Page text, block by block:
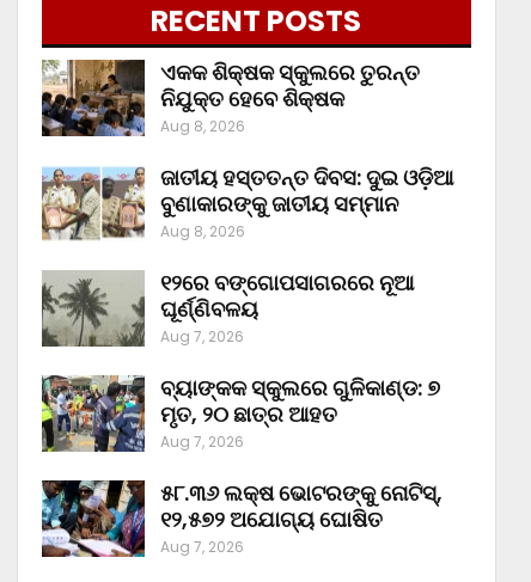
RECENT POSTS
ଏକକ ଶିକ୍ଷକ ସ୍କୁଲରେ ତୁରନ୍ତ
ନିଯୁକ୍ତ ହେବେ ଶିକ୍ଷକ
Aug 8, 2026
ଜାତୀୟ ହସ୍ତତନ୍ତ ଦିବସ: ଦୁଇ ଓଡ଼ିଆ
ବୁଣାକାରଙ୍କୁ ଜାତୀୟ ସମ୍ମାନ
Aug 8, 2026
୧୨ରେ ବଙ୍ଗୋପସାଗରରେ ନୂଆ
ଘୂର୍ଣ୍ଣିବଳୟ
Aug 7, 2026
ବ୍ୟାଙ୍କକ ସ୍କୁଲରେ ଗୁଳିକାଣ୍ଡ: ୭
ମୃତ, ୨୦ ଛାତ୍ର ଆହତ
Aug 7, 2026
୫୮.୩୬ ଲକ୍ଷ ଭୋଟରଙ୍କୁ ନୋଟିସ୍‌,
୧୨,୫୭୨ ଅଯୋଗ୍ୟ ଘୋଷିତ
Aug 7, 2026